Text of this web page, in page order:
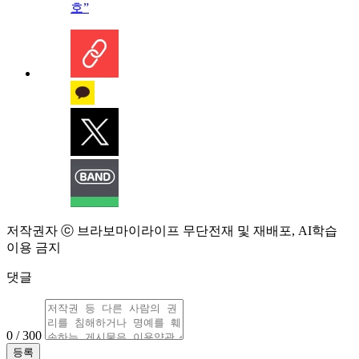
호”
저작권자 ⓒ 브라보마이라이프 무단전재 및 재배포, AI학습
이용 금지
댓글
0 / 300